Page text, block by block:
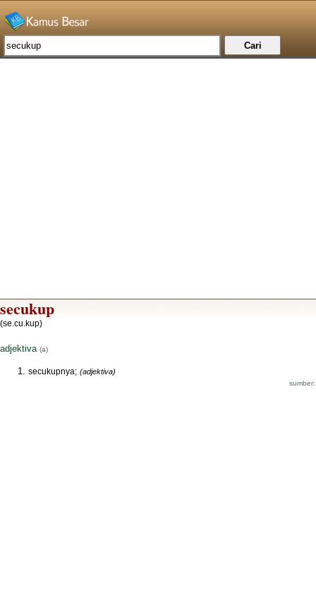
secukup
(se.cu.kup)
adjektiva (a)
secukupnya; (adjektiva)